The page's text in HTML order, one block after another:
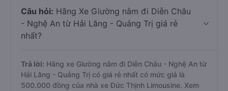
Câu hỏi: Hãng Xe Giường nằm đi Diễn Châu
- Nghệ An từ Hải Lăng - Quảng Trị giá rẻ
nhất?
Trả lời: Hãng xe Giường nằm đi Diễn Châu - Nghệ An từ
Hải Lăng - Quảng Trị có giá rẻ nhất có mức giá là
500.000 đồng của nhà xe Đức Thịnh Limousine. Xem